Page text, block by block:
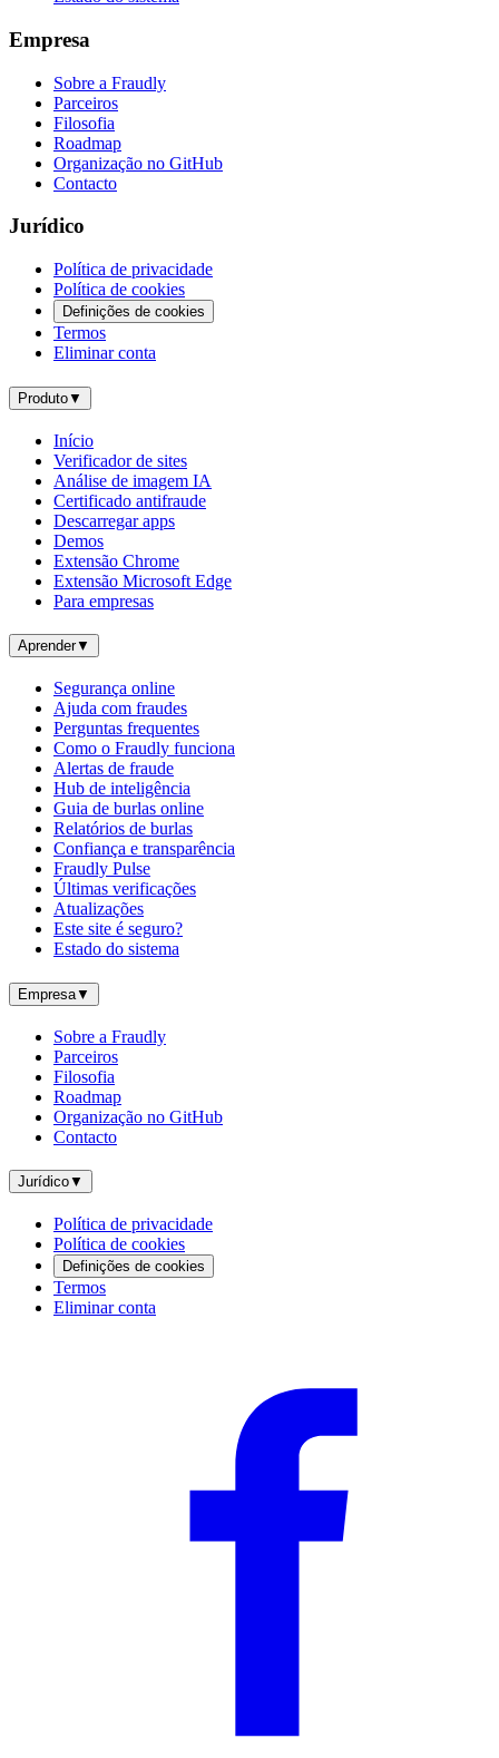
Empresa
Sobre a Fraudly
Parceiros
Filosofia
Roadmap
Organização no GitHub
Contacto
Jurídico
Política de privacidade
Política de cookies
Definições de cookies
Termos
Eliminar conta
Produto▼
Início
Verificador de sites
Análise de imagem IA
Certificado antifraude
Descarregar apps
Demos
Extensão Chrome
Extensão Microsoft Edge
Para empresas
Aprender▼
Segurança online
Ajuda com fraudes
Perguntas frequentes
Como o Fraudly funciona
Alertas de fraude
Hub de inteligência
Guia de burlas online
Relatórios de burlas
Confiança e transparência
Fraudly Pulse
Últimas verificações
Atualizações
Este site é seguro?
Estado do sistema
Empresa▼
Sobre a Fraudly
Parceiros
Filosofia
Roadmap
Organização no GitHub
Contacto
Jurídico▼
Política de privacidade
Política de cookies
Definições de cookies
Termos
Eliminar conta